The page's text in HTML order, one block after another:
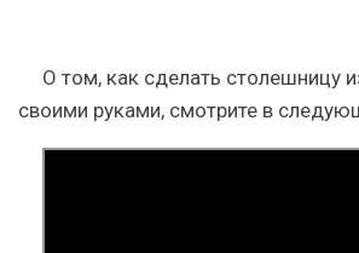
О том, как сделать столешницу
своими руками, смотрите в